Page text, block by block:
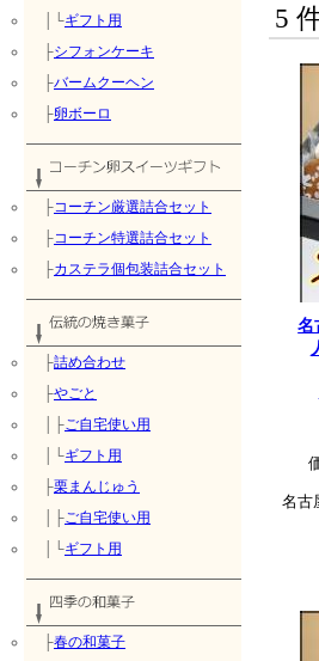
│└ギフト用
├シフォンケーキ
├バームクーヘン
├卵ボーロ
├コーチン厳選詰合セット
├コーチン特選詰合セット
├カステラ個包装詰合セット
├詰め合わせ
├やごと
│├ご自宅使い用
│└ギフト用
├栗まんじゅう
│├ご自宅使い用
│└ギフト用
├春の和菓子
5
名
名古